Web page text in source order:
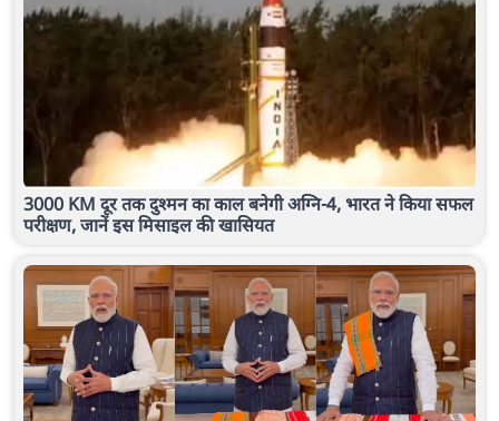
3000 KM दूर तक दुश्मन का काल बनेगी अग्नि-4, भारत ने किया सफल
परीक्षण, जानें इस मिसाइल की खासियत